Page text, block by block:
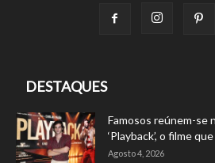
DESTAQUES
Famosos reúnem-se
‘Playback’, o filme
Agosto 4, 2026